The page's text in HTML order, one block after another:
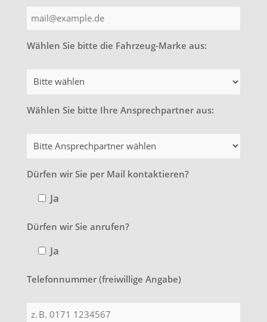
Wählen Sie bitte die Fahrzeug-Marke aus:
Wählen Sie bitte Ihre Ansprechpartner aus:
Dürfen wir Sie per Mail kontaktieren?
Ja
Dürfen wir Sie anrufen?
Ja
Telefonnummer (freiwillige Angabe)